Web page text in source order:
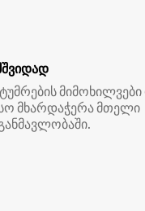
მხარდაჭერა მთელი